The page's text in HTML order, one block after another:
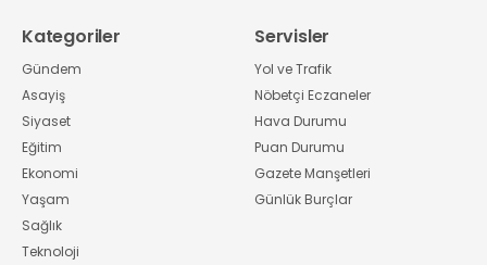
Kategoriler
Gündem
Asayiş
Siyaset
Eğitim
Ekonomi
Yaşam
Sağlık
Teknoloji
Servisler
Yol ve Trafik
Nöbetçi Eczaneler
Hava Durumu
Puan Durumu
Gazete Manşetleri
Günlük Burçlar